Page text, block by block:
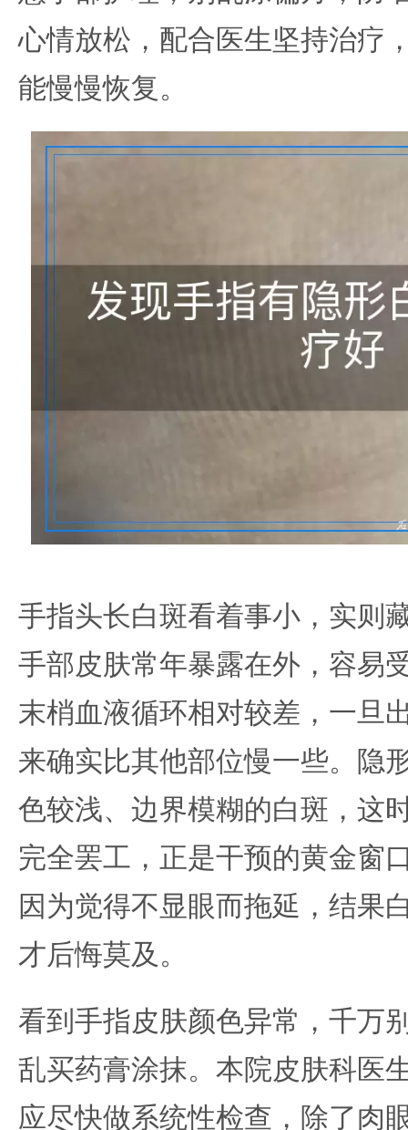
心情放松，配合医生坚持治疗
能慢慢恢复。
手指头长白斑看着事小，实则
手部皮肤常年暴露在外，容易
末梢血液循环相对较差，一旦
来确实比其他部位慢一些。隐
色较浅、边界模糊的白斑，这
完全罢工，正是干预的黄金窗
因为觉得不显眼而拖延，结果
才后悔莫及。
看到手指皮肤颜色异常，千万
乱买药膏涂抹。本院皮肤科医
应尽快做系统性检查，除了肉